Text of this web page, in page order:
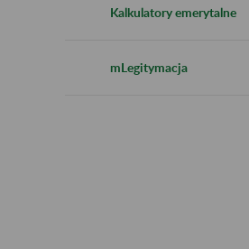
Kalkulatory emerytalne
mLegitymacja